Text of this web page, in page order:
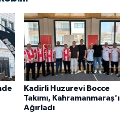
Kadirli Huzurevi Bocce
Takımı, Kahramanmaraş'ı
Ağırladı